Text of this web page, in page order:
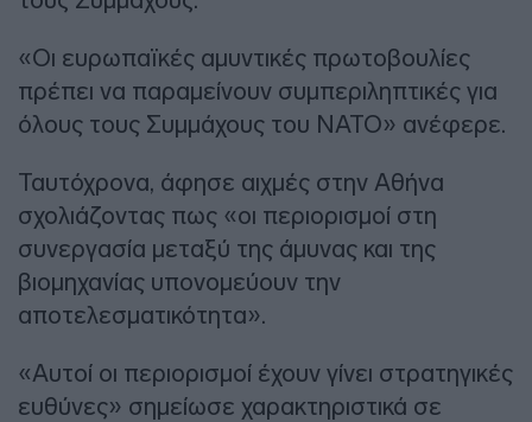
«Οι ευρωπαϊκές αμυντικές πρωτοβουλίες
πρέπει να παραμείνουν συμπεριληπτικές για
όλους τους Συμμάχους του ΝΑΤΟ» ανέφερε.
Ταυτόχρονα, άφησε αιχμές στην Αθήνα
σχολιάζοντας πως «οι περιορισμοί στη
συνεργασία μεταξύ της άμυνας και της
βιομηχανίας υπονομεύουν την
αποτελεσματικότητα».
«Αυτοί οι περιορισμοί έχουν γίνει στρατηγικές
ευθύνες» σημείωσε χαρακτηριστικά σε